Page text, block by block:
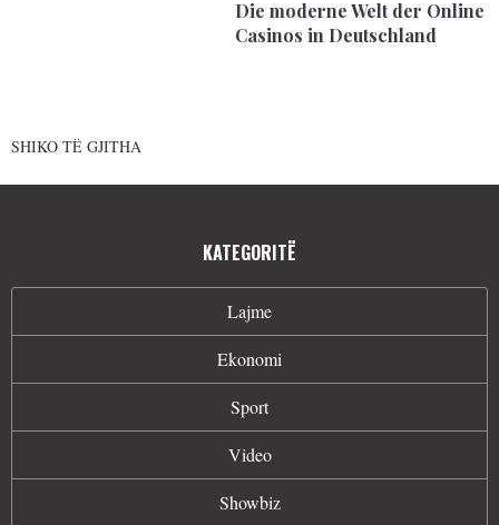
Die moderne Welt der Online
Casinos in Deutschland
SHIKO TË GJITHA
KATEGORITË
Lajme
Ekonomi
Sport
Video
Showbiz